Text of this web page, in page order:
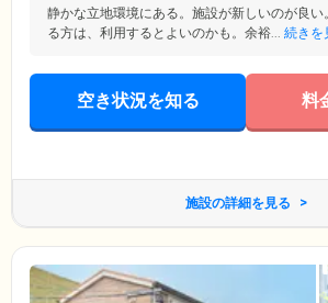
静かな立地環境にある。施設が新しいのが良い
る方は、利用するとよいのかも。余裕... 続きを
空き状況を知る 料
施設の詳細を見る